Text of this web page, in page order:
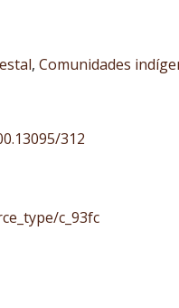
, Comunidades
312
c_93fc